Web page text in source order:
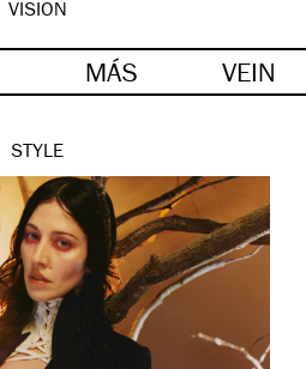
VISION
MÁS VEIN
STYLE